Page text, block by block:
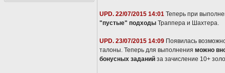
UPD. 22/07/2015 14:01 Теперь при
"пустые" подходы Траппера и Шахтера.
UPD. 23/07/2015 14:09 Появилась
талоны. Теперь для выполнения можно
бонусных заданий за зачисление 10+